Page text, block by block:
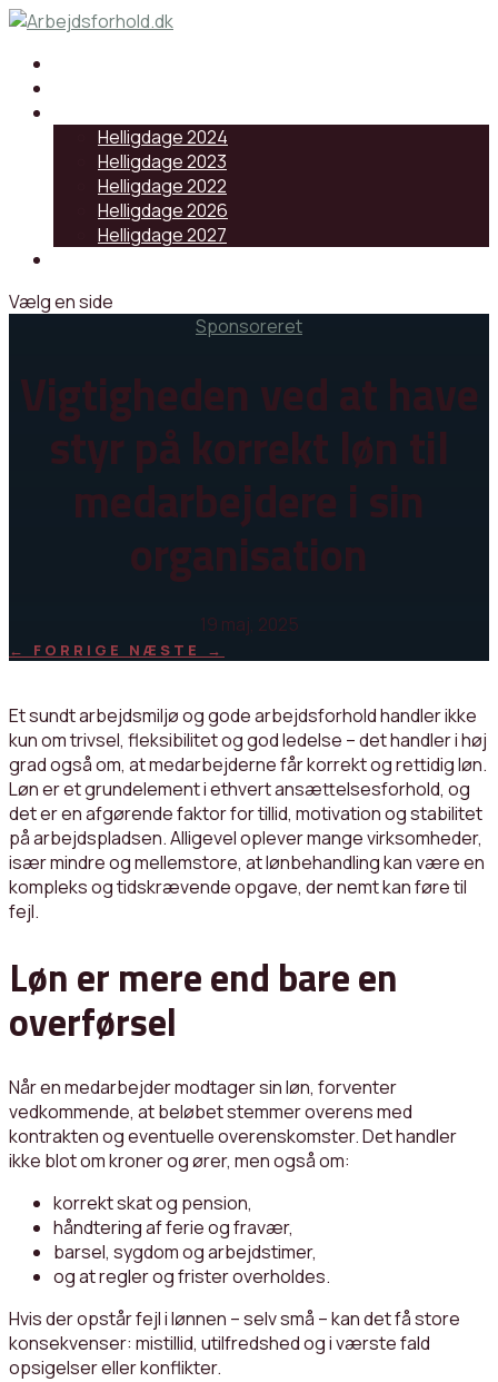
Helligdage 2024
Helligdage 2023
Helligdage 2022
Helligdage 2026
Helligdage 2027
Vælg en side
Sponsoreret
Vigtigheden ved at have
styr på korrekt løn til
medarbejdere i sin
organisation
19 maj, 2025
← FORRIGE NÆSTE →
Et sundt arbejdsmiljø og gode arbejdsforhold handler ikke
kun om trivsel, fleksibilitet og god ledelse – det handler i høj
grad også om, at medarbejderne får korrekt og rettidig løn.
Løn er et grundelement i ethvert ansættelsesforhold, og
det er en afgørende faktor for tillid, motivation og stabilitet
på arbejdspladsen. Alligevel oplever mange virksomheder,
især mindre og mellemstore, at lønbehandling kan være en
kompleks og tidskrævende opgave, der nemt kan føre til
fejl.
Løn er mere end bare en
overførsel
Når en medarbejder modtager sin løn, forventer
vedkommende, at beløbet stemmer overens med
kontrakten og eventuelle overenskomster. Det handler
ikke blot om kroner og ører, men også om:
korrekt skat og pension,
håndtering af ferie og fravær,
barsel, sygdom og arbejdstimer,
og at regler og frister overholdes.
Hvis der opstår fejl i lønnen – selv små – kan det få store
konsekvenser: mistillid, utilfredshed og i værste fald
opsigelser eller konflikter.